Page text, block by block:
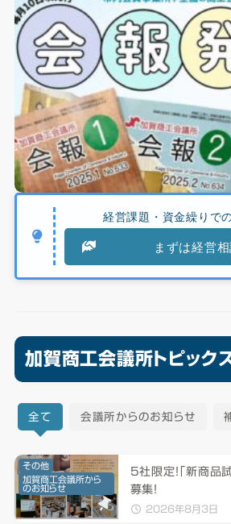
経営課題・資金繰りで
まずは経営
加賀商工会議所トピック
全て 会議所からのお知らせ
5社限定！「新商品
募集！
2026年8月3日
その他
加賀商工会議所から
のお知らせ